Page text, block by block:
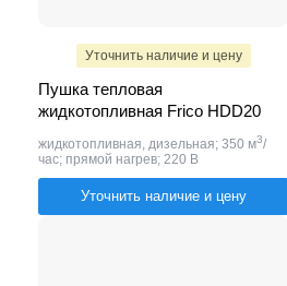
Уточнить наличие и цену
Пушка тепловая
жидкотопливная Frico HDD20
жидкотопливная, дизельная; 350 м3/
час; прямой нагрев; 220 В
Уточнить наличие и цену